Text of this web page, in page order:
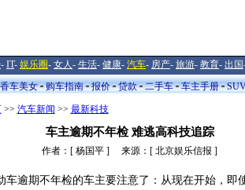
- IT- 娱乐圈- 女人- 生活- 健康- 汽车- 房产- 旅游- 教育- 出国
香车美女 购车指南 报价 贷款 二手车 车主手册
>> 汽车新闻 >> 最新科技
车主逾期不年检 难逃高科技追踪
作者：[ 杨国平 ] 来源：[ 北京娱乐信报 ]
逾期不年检的车主要注意了：从现在开始，即